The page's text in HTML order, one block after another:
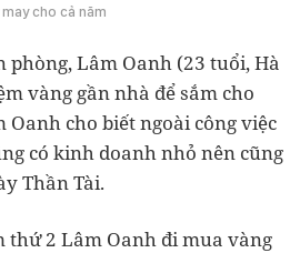
cho cả năm
phòng, Lâm Oanh (23 tuổi, Hà
vàng gần nhà để sắm cho
cho biết ngoài công việc
có kinh doanh nhỏ nên cũng
Thần Tài.
thứ 2 Lâm Oanh đi mua vàng